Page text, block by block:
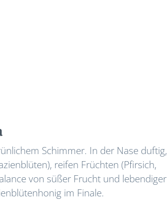
Schimmer. In der Nase duftig,
reifen Früchten (Pfirsich,
von süßer Frucht und lebendiger
im Finale.